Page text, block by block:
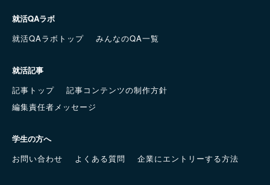
就活QAラボ
就活QAラボトップ
みんなのQA一覧
就活記事
記事トップ
記事コンテンツの制作方針
編集責任者メッセージ
学生の方へ
お問い合わせ
よくある質問 企業にエントリーする方法